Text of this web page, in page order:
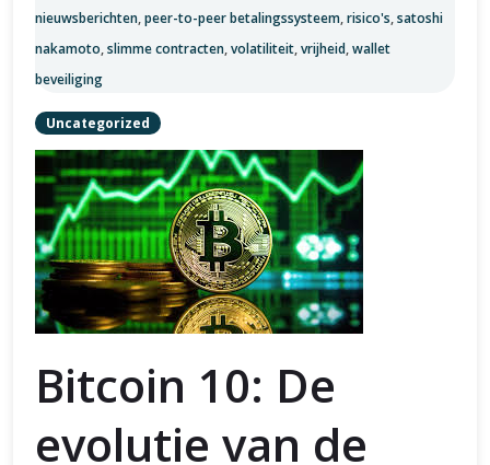
nieuwsberichten,peer-to-peer betalingssysteem,risico's,satoshi
nakamoto,slimme contracten,volatiliteit,vrijheid,wallet
beveiliging
Uncategorized
Bitcoin 10: De
evolutie van de